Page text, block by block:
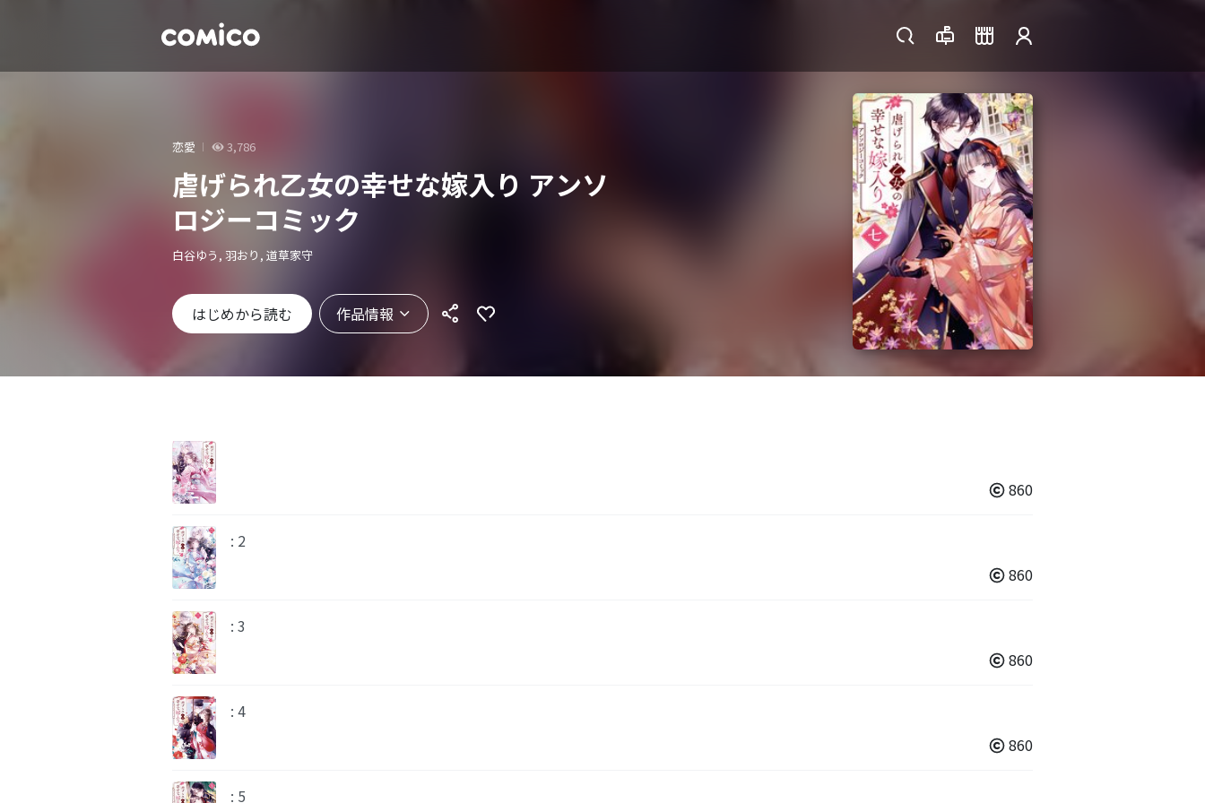
恋愛 3,786
虐げられ乙女の幸せな嫁入り アンソ
ロジーコミック
白谷ゆう, 羽おり, 道草家守
はじめから読む 作品情報
860
: 2
860
: 3
860
: 4
860
: 5